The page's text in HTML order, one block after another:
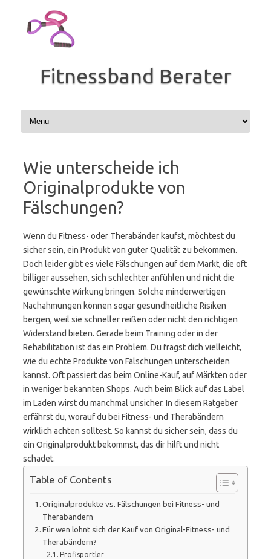
springen
Fitnessband Berater
Wie unterscheide ich
Originalprodukte von
Fälschungen?
Wenn du Fitness- oder Therabänder kaufst, möchtest du
sicher sein, ein Produkt von guter Qualität zu bekommen.
Doch leider gibt es viele Fälschungen auf dem Markt, die oft
billiger aussehen, sich schlechter anfühlen und nicht die
gewünschte Wirkung bringen. Solche minderwertigen
Nachahmungen können sogar gesundheitliche Risiken
bergen, weil sie schneller reißen oder nicht den richtigen
Widerstand bieten. Gerade beim Training oder in der
Rehabilitation ist das ein Problem. Du fragst dich vielleicht,
wie du echte Produkte von Fälschungen unterscheiden
kannst. Oft passiert das beim Online-Kauf, auf Märkten oder
in weniger bekannten Shops. Auch beim Blick auf das Label
im Laden wirst du manchmal unsicher. In diesem Ratgeber
erfährst du, worauf du bei Fitness- und Therabändern
wirklich achten solltest. So kannst du sicher sein, dass du
ein Originalprodukt bekommst, das dir hilft und nicht
schadet.
Table of Contents
Originalprodukte vs. Fälschungen bei Fitness- und
Therabändern
Für wen lohnt sich der Kauf von Original-Fitness- und
Therabändern?
Profisportler